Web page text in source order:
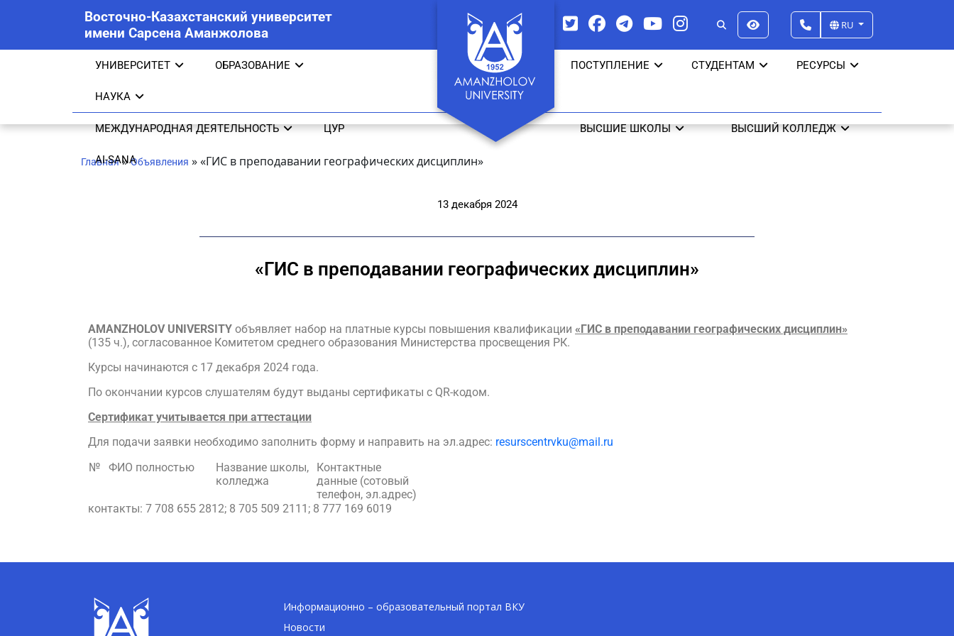
Восточно-Казахстанский университет
имени Сарсена Аманжолова
RU
УНИВЕРСИТЕТ ОБРАЗОВАНИЕ
НАУКА
ПОСТУПЛЕНИЕ СТУДЕНТАМ РЕСУРСЫ
МЕЖДУНАРОДНАЯ ДЕЯТЕЛЬНОСТЬ ЦУР
AI-SANA
ВЫСШИЕ ШКОЛЫ ВЫСШИЙ КОЛЛЕДЖ
Главная»Объявления »«ГИС в преподавании географических дисциплин»
13 декабря 2024
«ГИС в преподавании географических дисциплин»
AMANZHOLOV UNIVERSITY объявляет набор на платные курсы повышения квалификации «ГИС в преподавании географических дисциплин»
(135 ч.), согласованное Комитетом среднего образования Министерства просвещения РК.
Курсы начинаются с 17 декабря 2024 года.
По окончании курсов слушателям будут выданы сертификаты с QR-кодом.
Сертификат учитывается при аттестации
Для подачи заявки необходимо заполнить форму и направить на эл.адрес: resurscentrvku@mail.ru
№
ФИО полностью
Название школы,
колледжа
Контактные
данные (сотовый
телефон, эл.адрес)
контакты: 7 708 655 2812; 8 705 509 2111; 8 777 169 6019
Информационно – образовательный портал ВКУ
Новости
AI-Talapker